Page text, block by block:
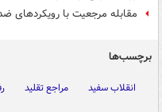
مقابله مرجعیت با
برچسب‌ها
انقلاب سفید مراجع تقلید